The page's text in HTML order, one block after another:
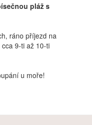
pláž s
ráno příjezd na
9-ti až 10-ti
u moře!